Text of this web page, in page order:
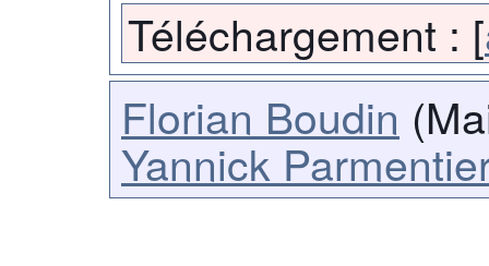
Téléchargement : [
Florian Boudin
Yannick